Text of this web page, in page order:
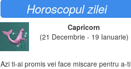
Horoscopul zilei
Capricorn
(21 Decembrie - 19 Ianuarie)
Azi ti-ai promis vei face miscare pentru a-ti